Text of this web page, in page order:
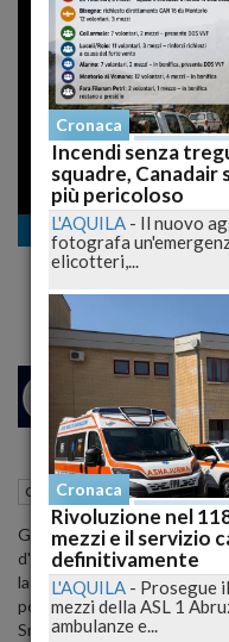
Cronaca
contributo di un
MILANO
Cronaca L'Aquila (AQ) 06
Gli operatori di telefonia
d'intesa con il Dipartimento
la numerazione solidale
popolazione dell'Abruzzo
Sms inviato contribuirà con
Cronaca
Incendi senza
squadre,
più pericoloso
L'AQUILA - Il nuovo
fotografa
elicotteri,...
Cronaca
Rivoluzione nel
mezzi e il servizio
definitivamente
L'AQUILA - Prosegue
mezzi della ASL 1
ambulanze e...